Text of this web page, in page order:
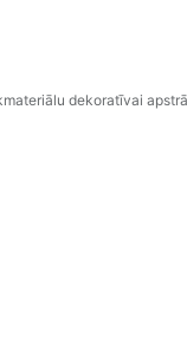
dekoratīvai